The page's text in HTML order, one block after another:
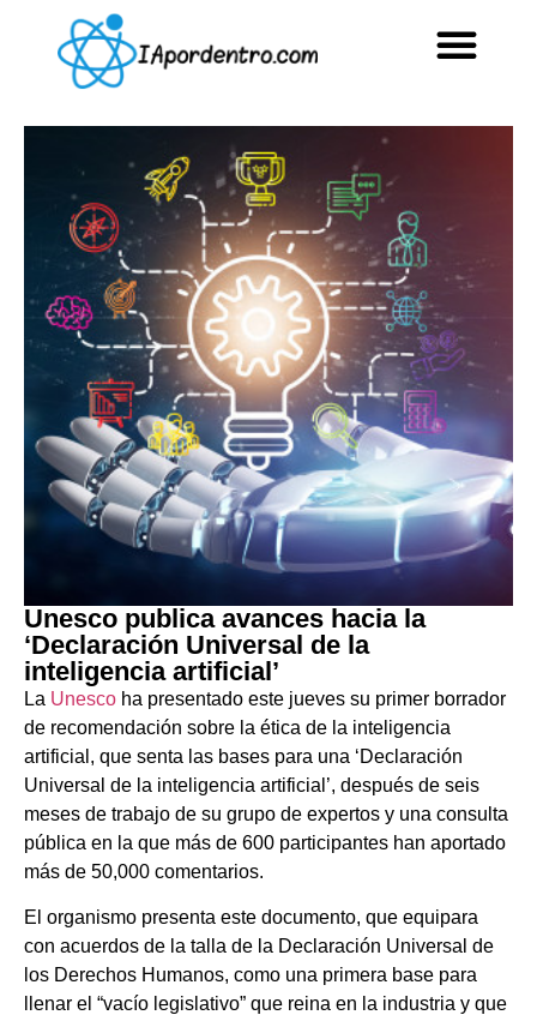
Unesco publica avances hacia la
‘Declaración Universal de la
inteligencia artificial’
La Unesco ha presentado este jueves su primer borrador
de recomendación sobre la ética de la inteligencia
artificial, que senta las bases para una ‘Declaración
Universal de la inteligencia artificial’, después de seis
meses de trabajo de su grupo de expertos y una consulta
pública en la que más de 600 participantes han aportado
más de 50,000 comentarios.
El organismo presenta este documento, que equipara
con acuerdos de la talla de la Declaración Universal de
los Derechos Humanos, como una primera base para
llenar el “vacío legislativo” que reina en la industria y que